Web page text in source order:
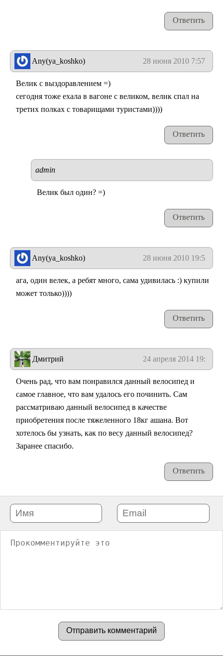
Ответить
Any(ya_koshko) 28 июня 2010 7:57
Велик с выздоравлением =)
сегодня тоже ехала в вагоне с великом, велик спал на
третих полках с товарищами туристами))))
Ответить
admin
Велик был один? =)
Ответить
Any(ya_koshko) 28 июня 2010 19:50
ага, один велек, а ребят много, сама удивилась :) купили
может только))))
Ответить
Дмитрий 24 апреля 2014 19:31
Очень рад, что вам понравился данный велосипед и
самое главное, что вам удалось его починить. Сам
рассматриваю данный велосипед в качестве
приобретения после тяжеленного 18кг ашана. Вот
хотелось бы узнать, как по весу данный велосипед?
Заранее спасибо.
Ответить